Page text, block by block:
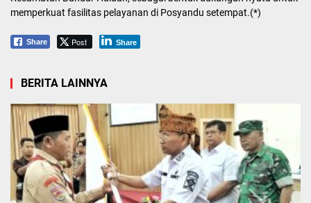
memperkuat fasilitas pelayanan di Posyandu setempat.(*)
Share Post Share
BERITA LAINNYA